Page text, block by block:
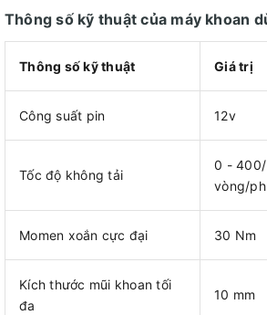
Thông số kỹ thuật của máy khoan
Thông số kỹ thuật Giá trị
Công suất pin 12v
Tốc độ không tải
0 -
vòng/
Momen xoắn cực đại 30 Nm
Kích thước mũi khoan tối
đa
10 mm